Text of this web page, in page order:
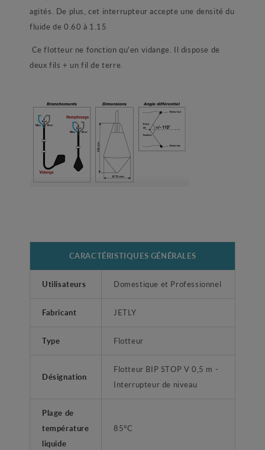
agités. De plus, cet interrupteur accepte une densité du
fluide de 0.60 à 1.15
Ce flotteur ne fonction qu'en vidange. Il dispose de
deux fils + un fil de terre.
CARACTÉRISTIQUES GÉNÉRALES
Utilisateurs Domestique et Professionnel
Fabricant JETLY
Type Flotteur
Désignation
Flotteur BIP STOP V 0,5 m -
Interrupteur de niveau
Plage de
température
liquide
85°C